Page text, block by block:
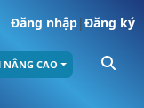
Đăng nhập|Đăng ký
NÂNG CAO